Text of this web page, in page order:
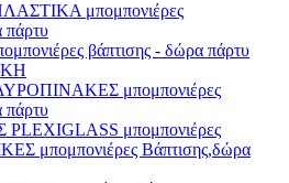
μπομπονιέρες
πάρτυ
βάπτισης - δώρα πάρτυ
μπομπονιέρες
πάρτυ
μπομπονιέρες
μπομπονιέρες Βάπτισης,δώρα